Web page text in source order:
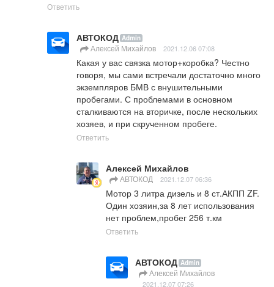
Ответить
АВТОКОД Admin
Алексей Михайлов 2021.12.06 07:08
Какая у вас связка мотор+коробка? Честно
говоря, мы сами встречали достаточно много
экземпляров БМВ с внушительными
пробегами. С проблемами в основном
сталкиваются на вторичке, после нескольких
хозяев, и при скрученном пробеге.
Ответить
Алексей Михайлов
АВТОКОД 2021.12.07 06:36
Мотор 3 литра дизель и 8 ст.АКПП ZF.
Один хозяин,за 8 лет использования
нет проблем,пробег 256 т.км
Ответить
АВТОКОД Admin
Алексей Михайлов
2021.12.07 07:26